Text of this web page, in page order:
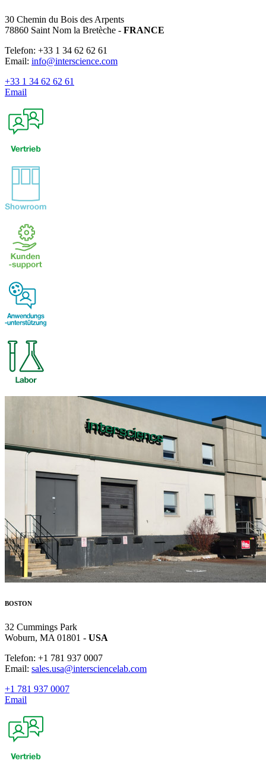
30 Chemin du Bois des Arpents
78860 Saint Nom la Bretèche - FRANCE
Telefon: +33 1 34 62 62 61
Email: info@interscience.com
+33 1 34 62 62 61
Email
BOSTON
32 Cummings Park
Woburn, MA 01801 - USA
Telefon: +1 781 937 0007
Email: sales.usa@intersciencelab.com
+1 781 937 0007
Email